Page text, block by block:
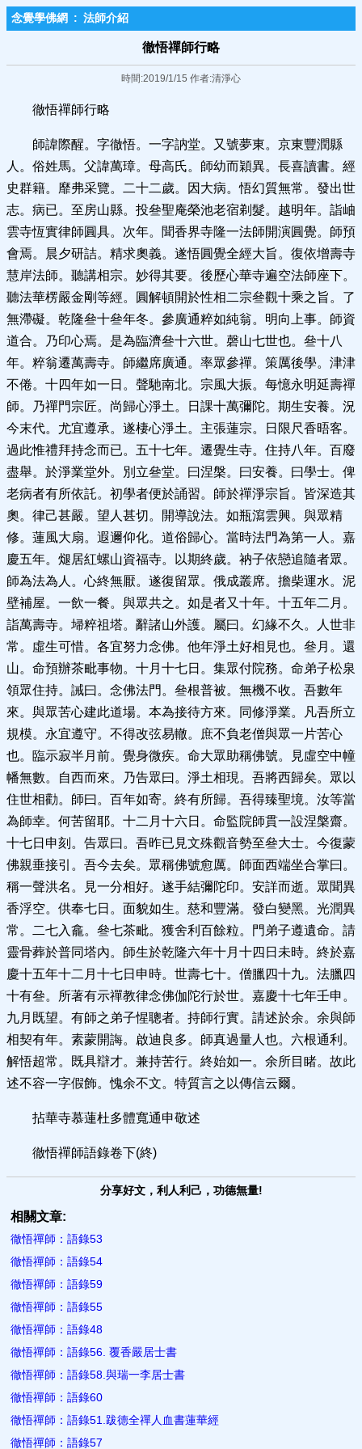
念覺學佛網 : 法師介紹
徹悟禪師行略
時間:2019/1/15 作者:清淨心
徹悟禪師行略
師諱際醒。字徹悟。一字訥堂。又號夢東。京東豐潤縣
人。俗姓馬。父諱萬璋。母高氏。師幼而穎異。長喜讀書。經
史群籍。靡弗采覽。二十二歲。因大病。悟幻質無常。發出世
志。病已。至房山縣。投叄聖庵榮池老宿剃髮。越明年。詣岫
雲寺恆實律師圓具。次年。聞香界寺隆一法師開演圓覺。師預
會焉。晨夕研詰。精求奧義。遂悟圓覺全經大旨。復依增壽寺
慧岸法師。聽講相宗。妙得其要。後歷心華寺遍空法師座下。
聽法華楞嚴金剛等經。圓解頓開於性相二宗叄觀十乘之旨。了
無滯礙。乾隆叄十叄年冬。參廣通粹如純翁。明向上事。師資
道合。乃印心焉。是為臨濟叄十六世。磬山七世也。叄十八
年。粹翁遷萬壽寺。師繼席廣通。率眾參禪。策厲後學。津津
不倦。十四年如一日。聲馳南北。宗風大振。每憶永明延壽禪
師。乃禪門宗匠。尚歸心淨土。日課十萬彌陀。期生安養。況
今末代。尤宜遵承。遂棲心淨土。主張蓮宗。日限尺香晤客。
過此惟禮拜持念而已。五十七年。遷覺生寺。住持八年。百廢
盡舉。於淨業堂外。別立叄堂。曰涅槃。曰安養。曰學士。俾
老病者有所依託。初學者便於誦習。師於禪淨宗旨。皆深造其
奧。律己甚嚴。望人甚切。開導說法。如瓶瀉雲興。與眾精
修。蓮風大扇。遐邇仰化。道俗歸心。當時法門為第一人。嘉
慶五年。煺居紅螺山資福寺。以期終歲。衲子依戀追隨者眾。
師為法為人。心終無厭。遂復留眾。俄成叢席。擔柴運水。泥
壁補屋。一飲一餐。與眾共之。如是者又十年。十五年二月。
詣萬壽寺。埽粹祖塔。辭諸山外護。屬曰。幻緣不久。人世非
常。虛生可惜。各宜努力念佛。他年淨土好相見也。叄月。還
山。命預辦茶毗事物。十月十七日。集眾付院務。命弟子松泉
領眾住持。誡曰。念佛法門。叄根普被。無機不收。吾數年
來。與眾苦心建此道場。本為接待方來。同修淨業。凡吾所立
規模。永宜遵守。不得改弦易轍。庶不負老僧與眾一片苦心
也。臨示寂半月前。覺身微疾。命大眾助稱佛號。見虛空中幢
幡無數。自西而來。乃告眾曰。淨土相現。吾將西歸矣。眾以
住世相勸。師曰。百年如寄。終有所歸。吾得臻聖境。汝等當
為師幸。何苦留耶。十二月十六日。命監院師貫一設涅槃齋。
十七日申刻。告眾曰。吾昨已見文殊觀音勢至叄大士。今復蒙
佛親垂接引。吾今去矣。眾稱佛號愈厲。師面西端坐合掌曰。
稱一聲洪名。見一分相好。遂手結彌陀印。安詳而逝。眾聞異
香浮空。供奉七日。面貌如生。慈和豐滿。發白變黑。光潤異
常。二七入龕。叄七茶毗。獲舍利百餘粒。門弟子遵遺命。請
靈骨葬於普同塔內。師生於乾隆六年十月十四日未時。終於嘉
慶十五年十二月十七日申時。世壽七十。僧臘四十九。法臘四
十有叄。所著有示禪教律念佛伽陀行於世。嘉慶十七年壬申。
九月既望。有師之弟子惺聰者。持師行實。請述於余。余與師
相契有年。素蒙開誨。啟迪良多。師真過量人也。六根通利。
解悟超常。既具辯才。兼持苦行。終始如一。余所目睹。故此
述不容一字假飾。愧余不文。特質言之以傳信云爾。
拈華寺慕蓮杜多體寬通申敬述
徹悟禪師語錄卷下(終)
分享好文，利人利己，功德無量!
相關文章:
徹悟禪師：語錄53
徹悟禪師：語錄54
徹悟禪師：語錄59
徹悟禪師：語錄55
徹悟禪師：語錄48
徹悟禪師：語錄56. 覆香嚴居士書
徹悟禪師：語錄58.與瑞一李居士書
徹悟禪師：語錄60
徹悟禪師：語錄51.跋德全禪人血書蓮華經
徹悟禪師：語錄57